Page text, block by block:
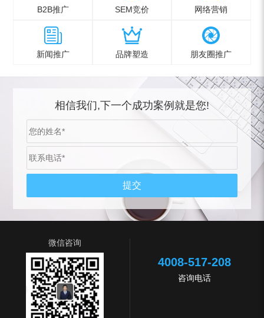
B2B推广 SEM竞价 网络营销
新闻推广 品牌塑造 朋友圈推广
相信我们,下一个成功案例就是您!
微信咨询
4008-517-208
咨询电话